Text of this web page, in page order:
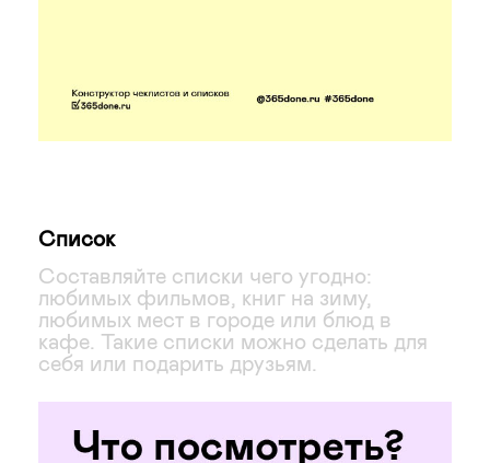
Список
Составляйте списки чего угодно:
любимых фильмов, книг на зиму,
любимых мест в городе или блюд в
кафе. Такие списки можно сделать для
себя или подарить друзьям.